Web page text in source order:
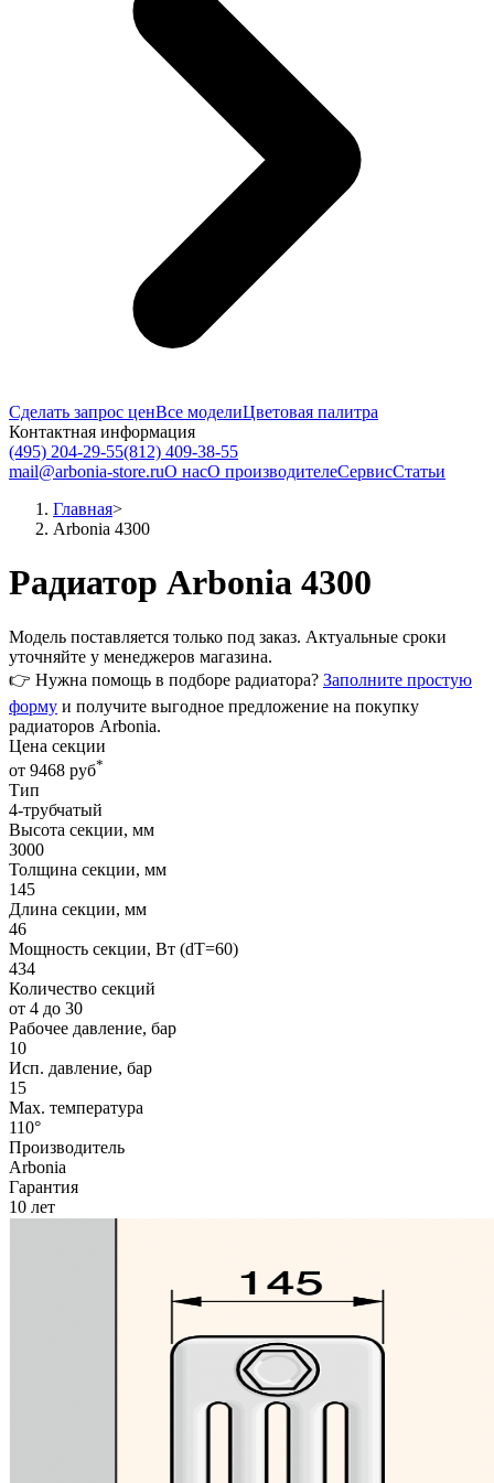
Сделать запрос ценВсе моделиЦветовая палитра
Контактная информация
(495) 204-29-55(812) 409-38-55
mail@arbonia-store.ruО насО производителеСервисСтатьи
Главная>
Arbonia 4300
Радиатор Arbonia 4300
Модель поставляется только под заказ. Актуальные сроки
уточняйте у менеджеров магазина.
👉 Нужна помощь в подборе радиатора? Заполните простую
форму и получите выгодное предложение на покупку
радиаторов Arbonia.
Цена секции
от 9468 руб*
Тип
4-трубчатый
Высота секции, мм
3000
Толщина секции, мм
145
Длина секции, мм
46
Мощность секции, Вт (dT=60)
434
Количество секций
от 4 до 30
Рабочее давление, бар
10
Исп. давление, бар
15
Max. температура
110°
Производитель
Arbonia
Гарантия
10 лет